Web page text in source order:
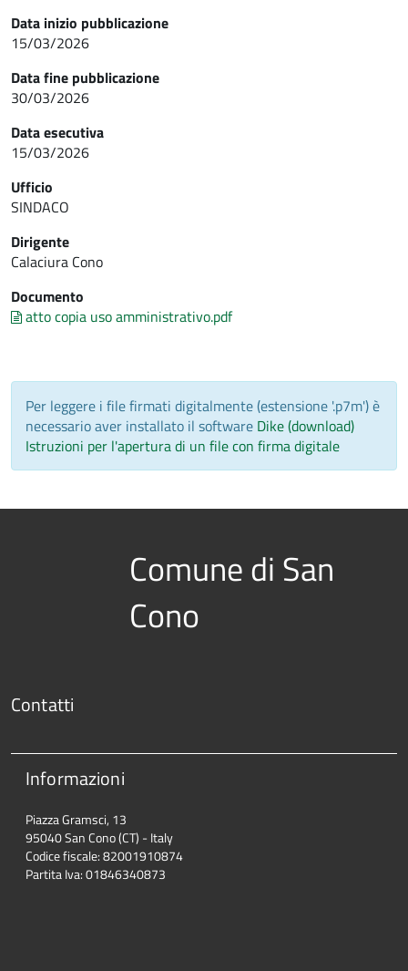
Data inizio pubblicazione
15/03/2026
Data fine pubblicazione
30/03/2026
Data esecutiva
15/03/2026
Ufficio
SINDACO
Dirigente
Calaciura Cono
Documento
atto copia uso amministrativo.pdf
Per leggere i file firmati digitalmente (estensione '.p7m') è
necessario aver installato il software Dike (download)
Istruzioni per l'apertura di un file con firma digitale
Comune di San
Cono
Contatti
Informazioni
Piazza Gramsci, 13
95040 San Cono (CT) - Italy
Codice fiscale: 82001910874
Partita Iva: 01846340873